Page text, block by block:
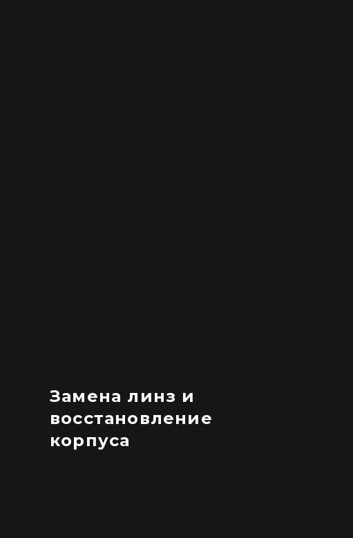
Замена линз и
восстановление
корпуса